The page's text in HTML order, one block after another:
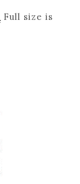
Full size is